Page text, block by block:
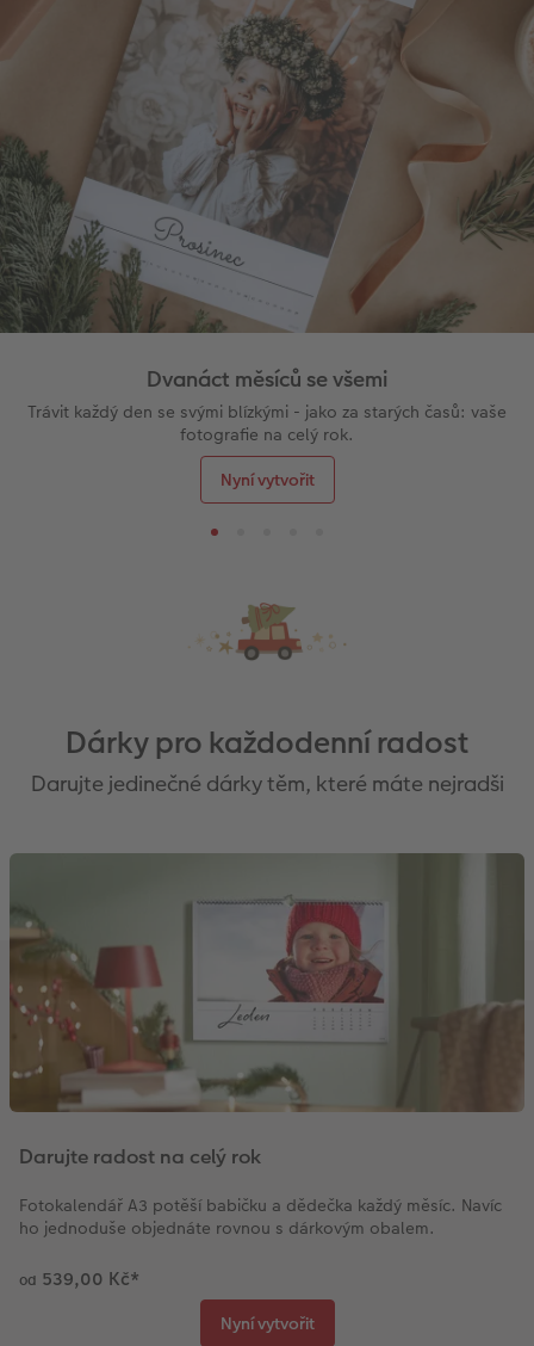
Dvanáct měsíců se všemi
Trávit každý den se svými blízkými - jako za starých časů: vaše
fotografie na celý rok.
Nyní vytvořit
Dárky pro každodenní radost
Darujte jedinečné dárky těm, které máte nejradši
Darujte radost na celý rok
Fotokalendář A3 potěší babičku a dědečka každý měsíc. Navíc
ho jednoduše objednáte rovnou s dárkovým obalem.
od 539,00 Kč*
Nyní vytvořit